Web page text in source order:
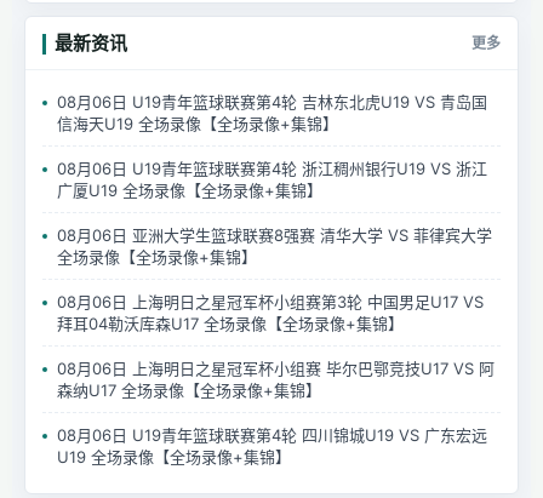
最新资讯 更多
08月06日 U19青年篮球联赛第4轮 吉林东北虎U19 VS 青岛国
信海天U19 全场录像【全场录像+集锦】
08月06日 U19青年篮球联赛第4轮 浙江稠州银行U19 VS 浙江
广厦U19 全场录像【全场录像+集锦】
08月06日 亚洲大学生篮球联赛8强赛 清华大学 VS 菲律宾大学
全场录像【全场录像+集锦】
08月06日 上海明日之星冠军杯小组赛第3轮 中国男足U17 VS
拜耳04勒沃库森U17 全场录像【全场录像+集锦】
08月06日 上海明日之星冠军杯小组赛 毕尔巴鄂竞技U17 VS 阿
森纳U17 全场录像【全场录像+集锦】
08月06日 U19青年篮球联赛第4轮 四川锦城U19 VS 广东宏远
U19 全场录像【全场录像+集锦】